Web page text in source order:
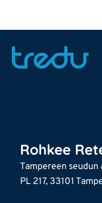
Rohkee
Tampereen
PL 217, 33101